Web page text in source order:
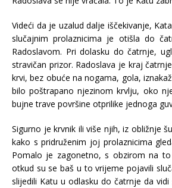
Videći da je uzalud dalje iščekivanje,
slučajnim prolaznicima je otišla do
Radoslavom. Pri dolasku do čatrnje,
stravičan prizor. Radoslava je kraj
krvi, bez obuće na nogama, gola,
bilo poštrapano njezinom krvlju, oko
bujne trave površine otprilike jednoga
Sigurno je krvnik ili više njih, iz obližnje
kako s pridruženim joj prolaznicima
Pomalo je zagonetno, s obzirom na
otkud su se baš u to vrijeme pojavili
slijedili Katu u odlasku do čatrnje da